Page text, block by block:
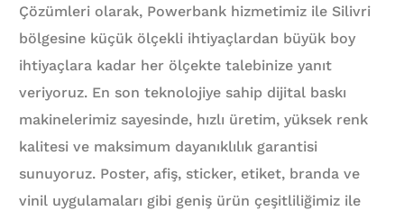
Çözümleri olarak, Powerbank hizmetimiz ile Silivri
bölgesine küçük ölçekli ihtiyaçlardan büyük boy
ihtiyaçlara kadar her ölçekte talebinize yanıt
veriyoruz. En son teknolojiye sahip dijital baskı
makinelerimiz sayesinde, hızlı üretim, yüksek renk
kalitesi ve maksimum dayanıklılık garantisi
sunuyoruz. Poster, afiş, sticker, etiket, branda ve
vinil uygulamaları gibi geniş ürün çeşitliliğimiz ile